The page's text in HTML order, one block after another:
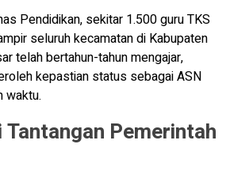
Pendidikan, sekitar 1.500 guru TKS
seluruh kecamatan di Kabupaten
telah bertahun-tahun mengajar,
kepastian status sebagai ASN
waktu.
Pemerintah